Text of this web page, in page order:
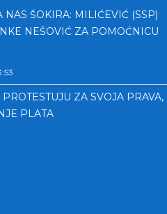
NAS ŠOKIRA: MILIĆEVIĆ (SSP)
NEŠOVIĆ ZA POMOĆNICU
ZA SVOJA PRAVA,
PLATA